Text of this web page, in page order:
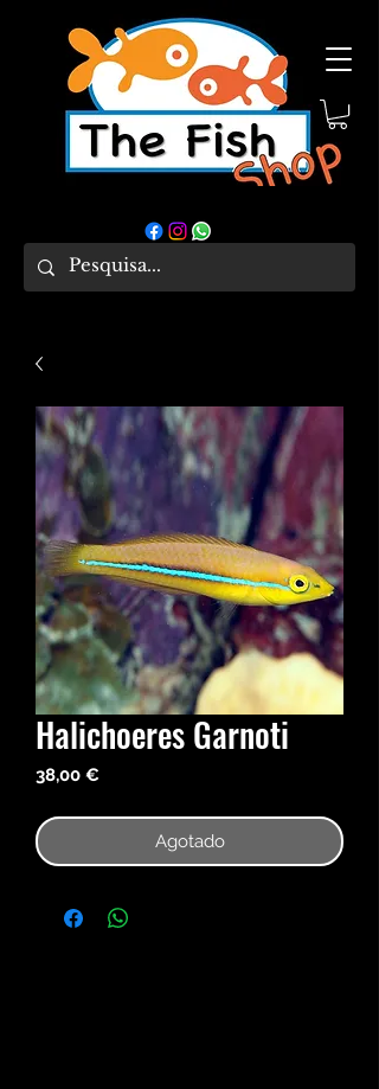
Halichoeres Garnoti
38,00 €Precio
Agotado